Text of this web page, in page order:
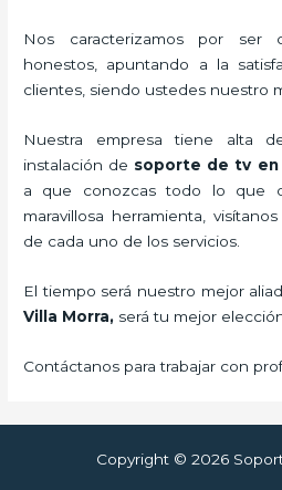
Nos caracterizamos por ser
honestos, apuntando a la
clientes, siendo ustedes nuestro
Nuestra empresa tiene alta
instalación de soporte de tv en
a que conozcas todo lo que
maravillosa herramienta,
de cada uno de los servicios.
El tiempo será nuestro mejor
Villa Morra, será tu mejor
Contáctanos para trabajar con
Copyright © 2026